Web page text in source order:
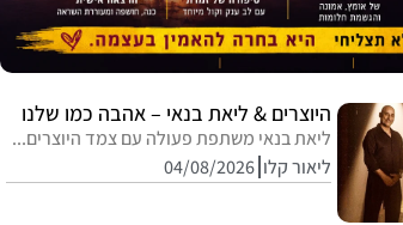
היוצרים & ליאת בנאי – אהבה כמו שלנו
ליאת בנאי משתפת פעולה עם צמד היוצרים...
ליאור קלו 04/08/2026